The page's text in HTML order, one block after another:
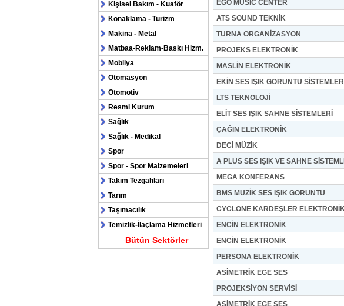
Kişisel Bakım - Kuaför
Konaklama - Turizm
Makina - Metal
Matbaa-Reklam-Baskı Hizm.
Mobilya
Otomasyon
Otomotiv
Resmi Kurum
Sağlık
Sağlık - Medikal
Spor
Spor - Spor Malzemeleri
Takım Tezgahları
Tarım
Taşımacılık
Temizlik-İlaçlama Hizmetleri
Bütün Sektörler
EGO MUSİC CENTER
ATS SOUND TEKNİK
TURNA ORGANİZASYON
PROJEKS ELEKTRONİK
MASLİN ELEKTRONİK
EKİN SES IŞIK GÖRÜNTÜ SİSTEMLERİ
LTS TEKNOLOJİ
ELİT SES IŞIK SAHNE SİSTEMLERİ
ÇAĞIN ELEKTRONİK
DECİ MÜZİK
A PLUS SES IŞIK VE SAHNE
MEGA KONFERANS
BMS MÜZİK SES IŞIK GÖRÜNTÜ
CYCLONE KARDEŞLER
ENCİN ELEKTRONİK
ENCİN ELEKTRONİK
PERSONA ELEKTRONİK
ASİMETRİK EGE SES
PROJEKSİYON SERVİSİ
ASİMETRİK EGE SES